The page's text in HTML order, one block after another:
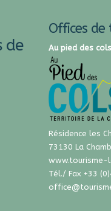
de
Offices de
Au pied des cols
Résidence les
73130 La
www.tourisme-
Tél./ Fax +33